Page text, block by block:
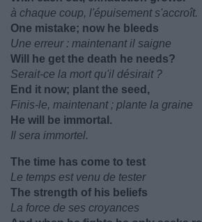
à chaque coup, l'épuisement s'accroît.
One mistake; now he bleeds
Une erreur : maintenant il saigne
Will he get the death he needs?
Serait-ce la mort qu'il désirait ?
End it now; plant the seed,
Finis-le, maintenant ; plante la graine
He will be immortal.
Il sera immortel.
The time has come to test
Le temps est venu de tester
The strength of his beliefs
La force de ses croyances